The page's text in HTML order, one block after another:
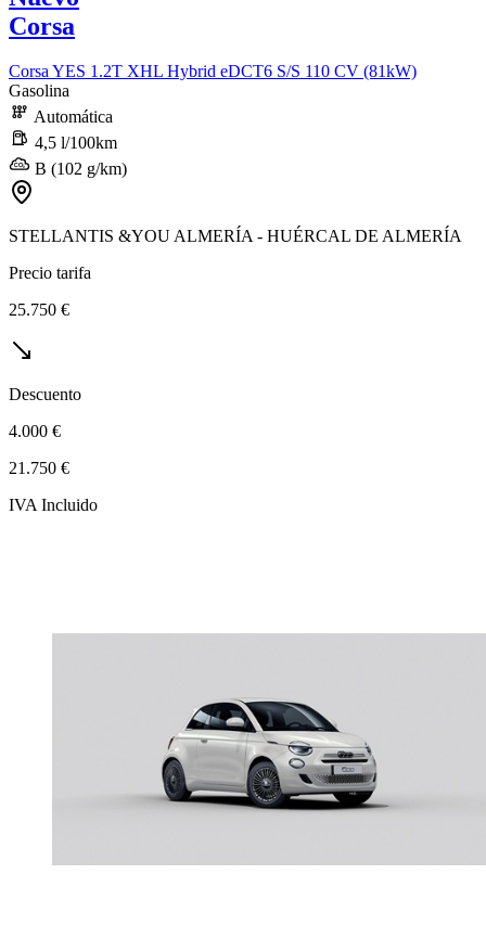
Corsa
Corsa YES 1.2T XHL Hybrid eDCT6 S/S 110 CV (81kW)
Gasolina
Automática
4,5 l/100km
B (102 g/km)
STELLANTIS &YOU ALMERÍA - HUÉRCAL DE ALMERÍA
Precio tarifa
25.750 €
Descuento
4.000 €
21.750 €
IVA Incluido